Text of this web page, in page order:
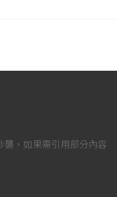
，如果需引用部分內容